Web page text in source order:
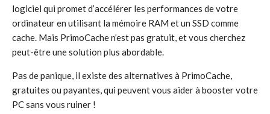
logiciel qui promet d’accélérer les performances de votre
ordinateur en utilisant la mémoire RAM et un SSD comme
cache. Mais PrimoCache n’est pas gratuit, et vous cherchez
peut-être une solution plus abordable.
Pas de panique, il existe des alternatives à PrimoCache,
gratuites ou payantes, qui peuvent vous aider à booster votre
PC sans vous ruiner !